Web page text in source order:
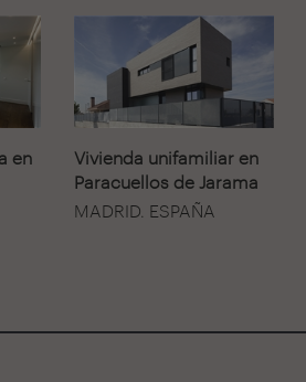
en
Vivienda unifamiliar en
Paracuellos de Jarama
MADRID. ESPAÑA